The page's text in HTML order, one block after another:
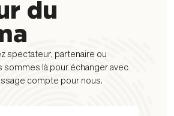
du
spectateur, partenaire ou
sommes là pour échanger avec
compte pour nous.